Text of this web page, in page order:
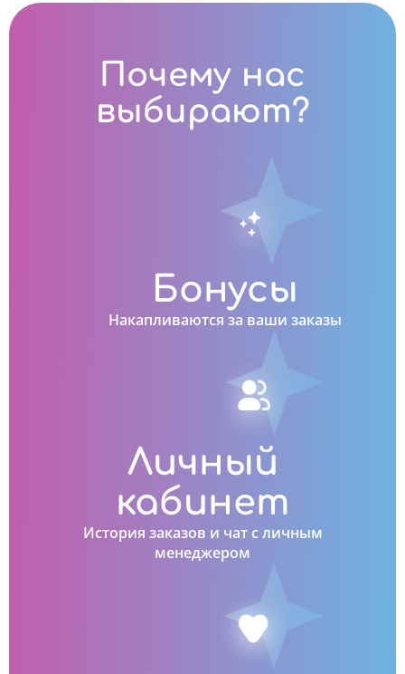
Почему нас
выбирают?
Бонусы
Накапливаются за ваши заказы
Личный
кабинет
История заказов и чат с личным
менеджером